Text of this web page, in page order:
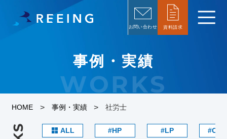
資料請求
お問い合わせ
事例・実績
WORKS
HOME > 事例・実績 > 社労士
ALL HP LP